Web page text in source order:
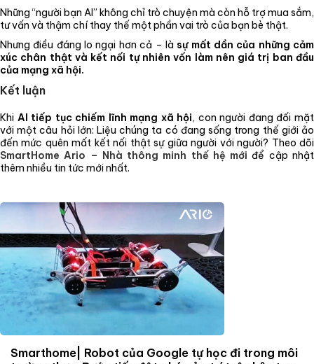
Những “người bạn AI” không chỉ trò chuyện mà còn hỗ trợ mua sắm,
tư vấn và thậm chí thay thế một phần vai trò của bạn bè thật.
Nhưng điều đáng lo ngại hơn cả – là sự mất dần của những cảm
xúc chân thật và kết nối tự nhiên vốn làm nên giá trị ban đầu
của mạng xã hội.
Kết luận
Khi AI tiếp tục chiếm lĩnh mạng xã hội, con người đang đối mặt
với một câu hỏi lớn: Liệu chúng ta có đang sống trong thế giới ảo
đến mức quên mất kết nối thật sự giữa người với người? Theo dõi
SmartHome Ario – Nhà thông minh thế hệ mới để cập nhật
thêm nhiều tin tức mới nhất.
Smarthome| Robot của Google tự học đi trong môi